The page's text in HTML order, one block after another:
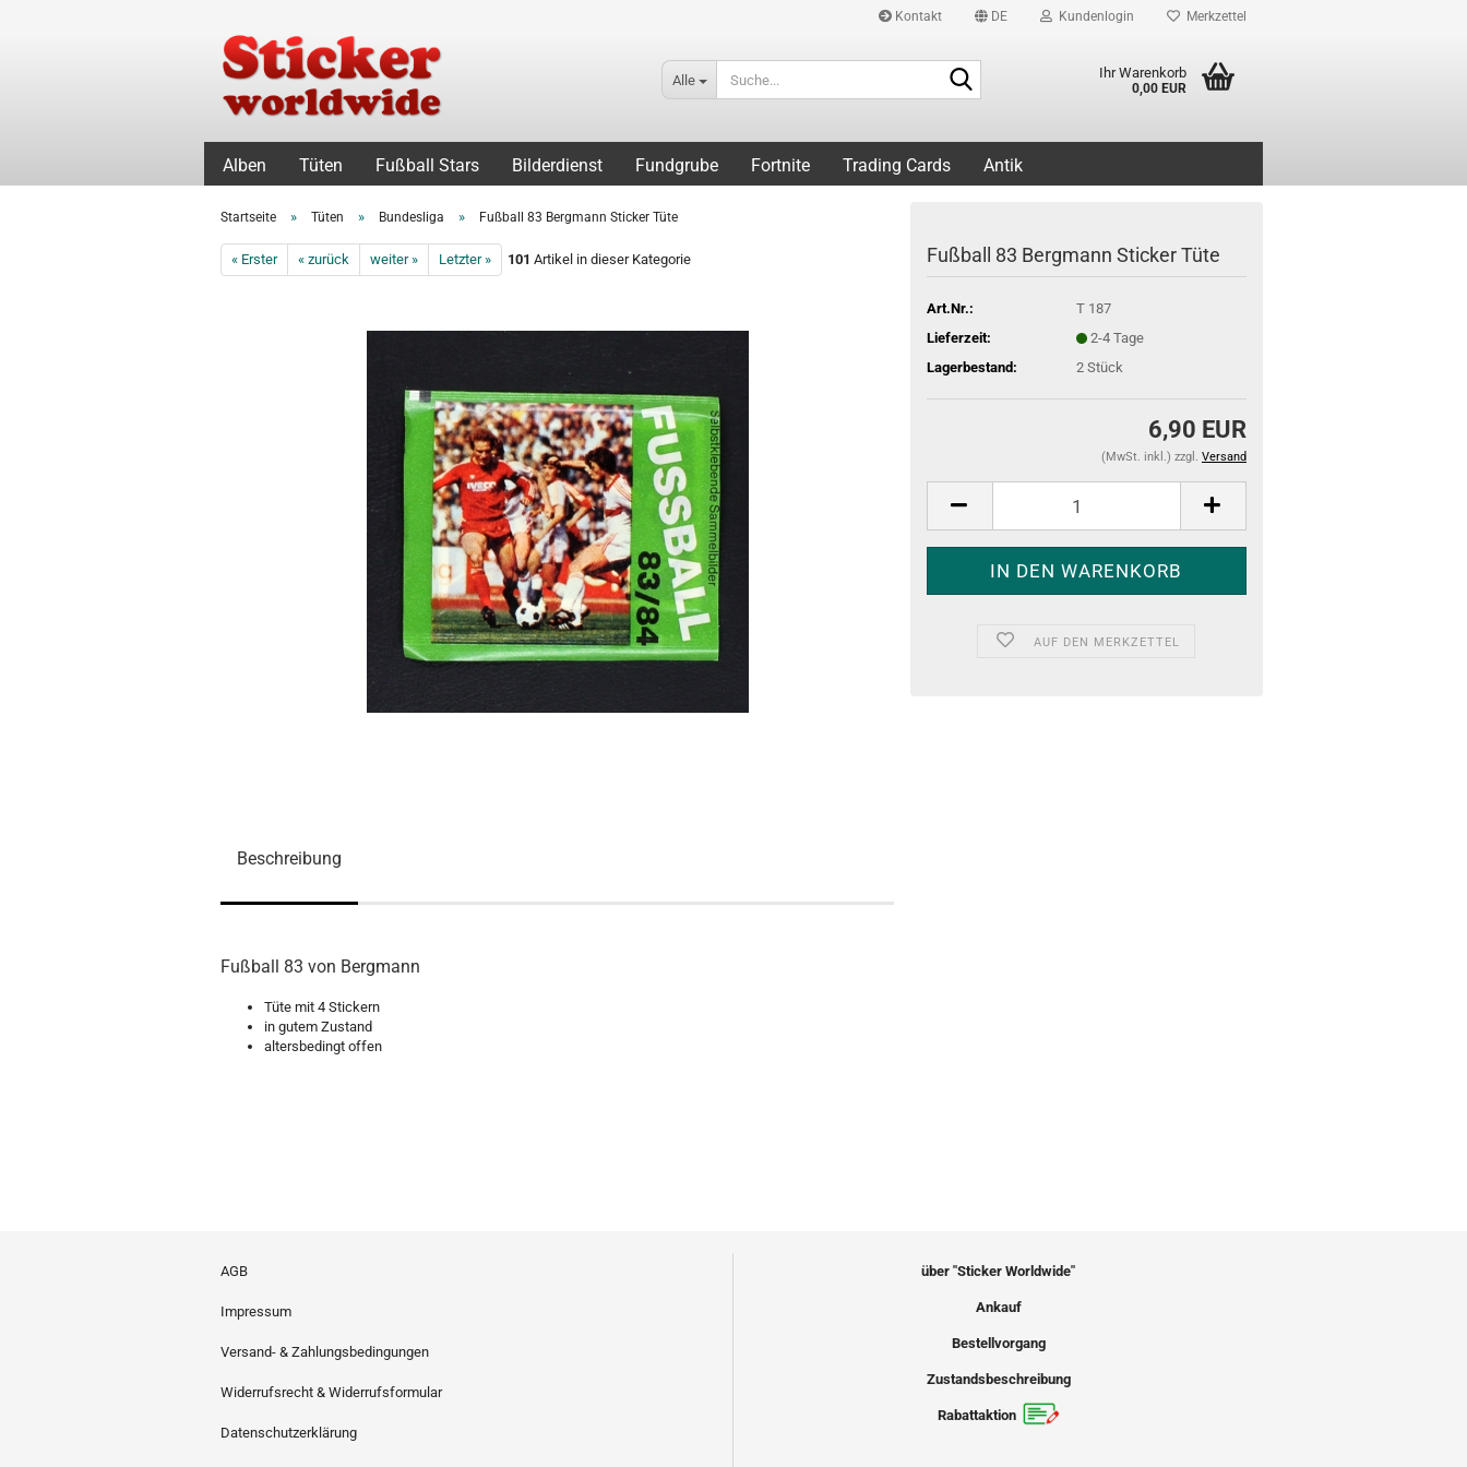
Kontakt DE Kundenlogin Merkzettel
Alle Ihr Warenkorb
0,00 EUR
Alben Tüten Fußball Stars Bilderdienst Fundgrube Fortnite Trading Cards Antik
Startseite » Tüten » Bundesliga » Fußball 83 Bergmann Sticker Tüte
« Erster « zurück weiter » Letzter » 101 Artikel in dieser Kategorie Fußball 83 Bergmann Sticker Tüte
Art.Nr.:
T 187
Lieferzeit:
2-4 Tage
Lagerbestand:
2 Stück
6,90 EUR
(MwSt. inkl.) zzgl. Versand
AUF DEN MERKZETTEL
Beschreibung
Fußball 83 von Bergmann
Tüte mit 4 Stickern
in gutem Zustand
altersbedingt offen
AGB
Impressum
Versand- & Zahlungsbedingungen
Widerrufsrecht & Widerrufsformular
Datenschutzerklärung
über "Sticker Worldwide"
Ankauf
Bestellvorgang
Zustandsbeschreibung
Rabattaktion